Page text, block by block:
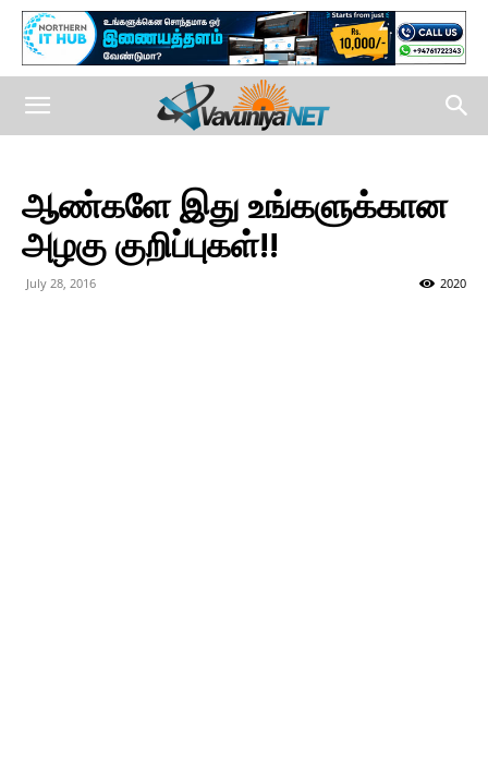
ஆண்களே இது உங்களுக்கான
அழகு குறிப்புகள்!!
July 28, 2016 2020